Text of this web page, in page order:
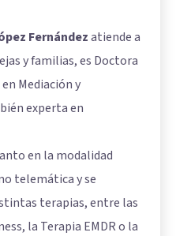
Fernándezatiende a
y familias, es Doctora
Mediación y
experta en
en la modalidad
telemática y se
terapias, entre las
la Terapia EMDR o la